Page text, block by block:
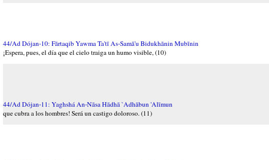
44/Ad Dójan-10: Fārtaqib Yawma Ta'tī As-Samā'u Bidukhānin Mubīnin
¡Espera, pues, el día que el cielo traiga un humo visible, (10)
44/Ad Dójan-11: Yaghshá An-Nāsa Hādhā `Adhābun 'Alīmun
que cubra a los hombres! Será un castigo doloroso. (11)